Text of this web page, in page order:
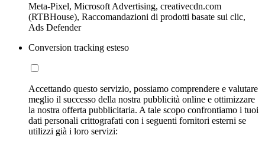
Meta-Pixel, Microsoft Advertising, creativecdn.com
(RTBHouse), Raccomandazioni di prodotti basate sui clic,
Ads Defender
Conversion tracking esteso
Accettando questo servizio, possiamo comprendere e valutare
meglio il successo della nostra pubblicità online e ottimizzare
la nostra offerta pubblicitaria. A tale scopo confrontiamo i tuoi
dati personali crittografati con i seguenti fornitori esterni se
utilizzi già i loro servizi: